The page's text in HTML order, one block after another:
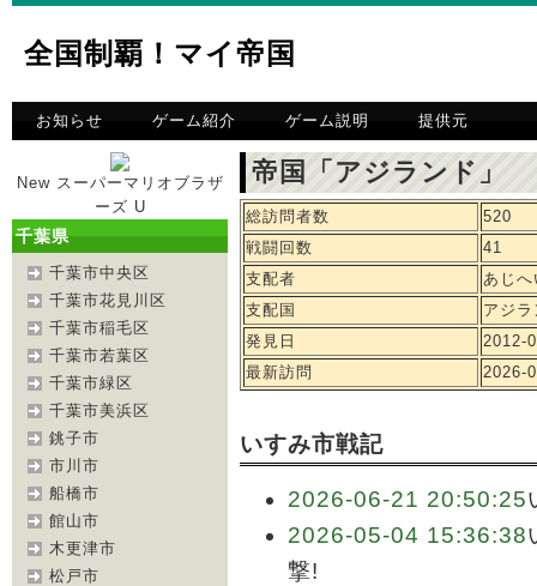
全国制覇！マイ帝国
お知らせ ゲーム紹介 ゲーム説明 提供元
New スーパーマリオブラザ
ーズ U
千葉県
千葉市中央区
千葉市花見川区
千葉市稲毛区
千葉市若葉区
千葉市緑区
千葉市美浜区
銚子市
市川市
船橋市
館山市
木更津市
松戸市
帝国「アジランド」
総訪問者数
520
戦闘回数
41
支配者
あじへ
支配国
アジ
発見日
2012-
最新訪問
2026-
いすみ市戦記
2026-06-21 20:50:25
2026-05-04 15:36:38
撃!